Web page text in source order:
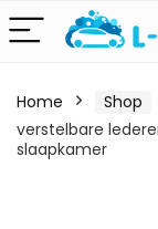
Home Shop
verstelbare
slaapkamer